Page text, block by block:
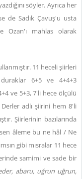
söyler. Ayrıca her
de Sadık Çavuş'u usta
Ozan'ı mahlas olarak
11 heceli şiirleri
6+5 ve 4+4+3
ve 5+3, 7'li hece ölçülü
adlı şiirini hem 8'li
Şiirlerinin bazılarında
âleme bu ne hâl / Ne
gibi mısralar 11 hece
samimi ve sade bir
abaru, uğrun uğrun,